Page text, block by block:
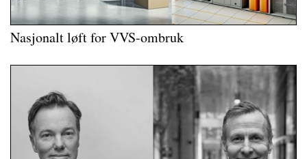
Nasjonalt løft for VVS-ombruk